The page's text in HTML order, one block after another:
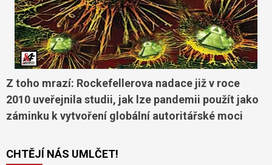
Z toho mrazí: Rockefellerova nadace již v roce
2010 uveřejnila studii, jak lze pandemii použít jako
záminku k vytvoření globální autoritářské moci
CHTĚJÍ NÁS UMLČET!